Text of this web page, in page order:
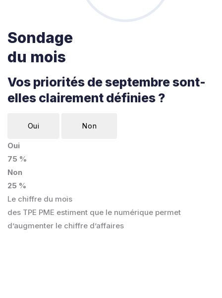
Sondage
du mois
Vos priorités de septembre sont-
elles clairement définies ?
Oui Non
Oui
75 %
Non
25 %
Le chiffre du mois
des TPE PME estiment que le numérique permet
d’augmenter le chiffre d’affaires